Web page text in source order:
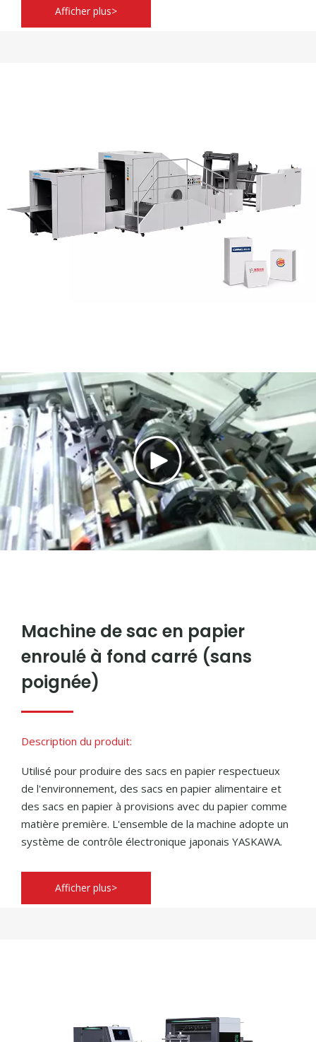
Afficher plus>
Machine de sac en papier
enroulé à fond carré (sans
poignée)
Description du produit:
Utilisé pour produire des sacs en papier respectueux
de l'environnement, des sacs en papier alimentaire et
des sacs en papier à provisions avec du papier comme
matière première. L'ensemble de la machine adopte un
système de contrôle électronique japonais YASKAWA.
Afficher plus>